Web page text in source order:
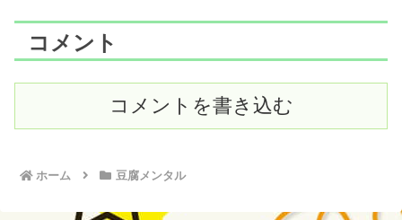
コメント
コメントを書き込む
ホーム 豆腐メンタル